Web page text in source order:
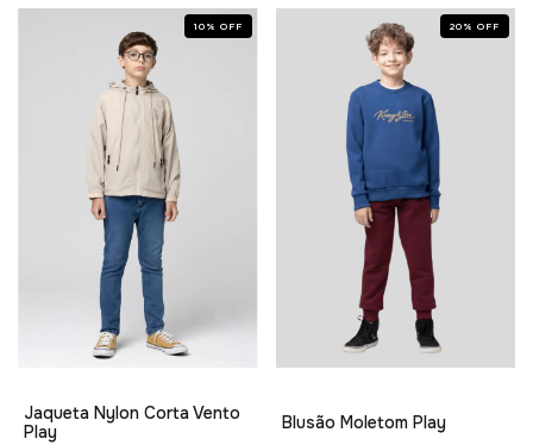
10 % OFF
Jaqueta Nylon Corta Vento
Play
20 % OFF
Blusão Moletom Play